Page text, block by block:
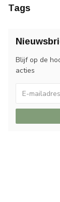
Tags
Blijf op de
acties